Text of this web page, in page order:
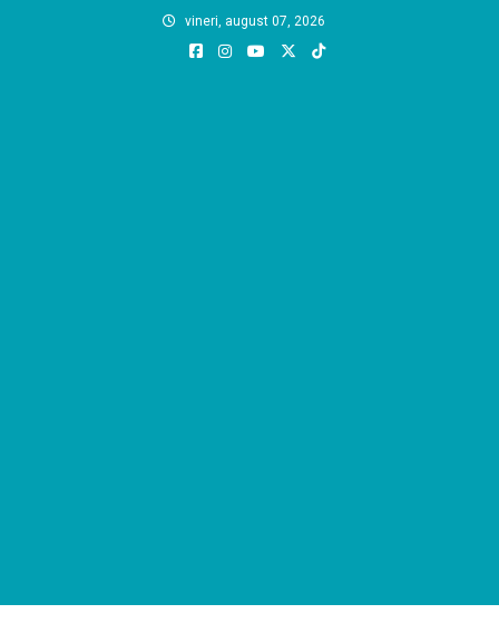
vineri, august 07, 2026